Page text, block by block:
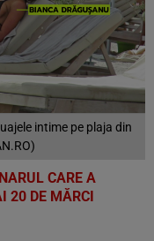
intime pe plaja din
CARE A
20 DE MĂRCI